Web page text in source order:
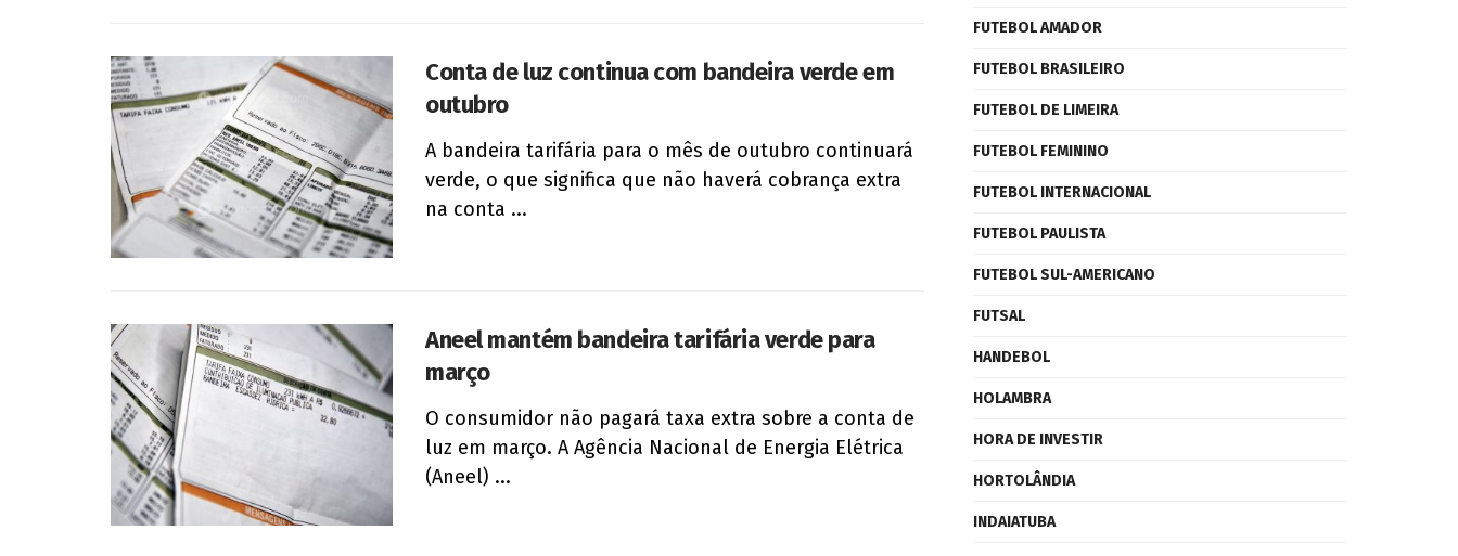
Conta de luz continua com bandeira verde em
outubro
A bandeira tarifária para o mês de outubro continuará
verde, o que significa que não haverá cobrança extra
na conta ...
Aneel mantém bandeira tarifária verde para
março
O consumidor não pagará taxa extra sobre a conta de
luz em março. A Agência Nacional de Energia Elétrica
(Aneel) ...
FUTEBOL AMADOR
FUTEBOL BRASILEIRO
FUTEBOL DE LIMEIRA
FUTEBOL FEMININO
FUTEBOL INTERNACIONAL
FUTEBOL PAULISTA
FUTEBOL SUL-AMERICANO
FUTSAL
HANDEBOL
HOLAMBRA
HORA DE INVESTIR
HORTOLÂNDIA
INDAIATUBA